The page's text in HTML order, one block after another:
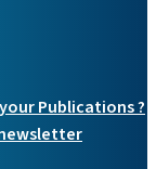
Publications ?